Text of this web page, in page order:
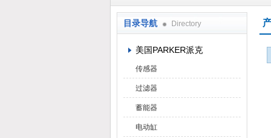
目录导航 Directory
美国PARKER派克
传感器
过滤器
蓄能器
电动缸